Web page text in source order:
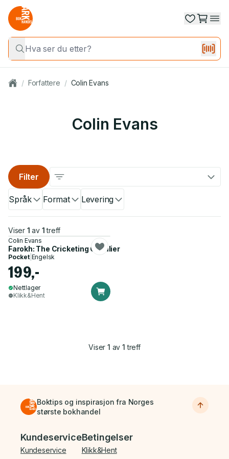
/ Forfattere / Colin Evans
Colin Evans
Språk Format Levering
Filter
Viser 1 av 1 treff
Colin Evans
Farokh: The Cricketing Cavalier
Pocket| Engelsk
199,-
Nettlager
Klikk&Hent
Viser1 av 1 treff
Boktips og inspirasjon fra Norges
største bokhandel
Bunnmeny
Kundeservice
Kundeservice
Betingelser
Klikk&Hent